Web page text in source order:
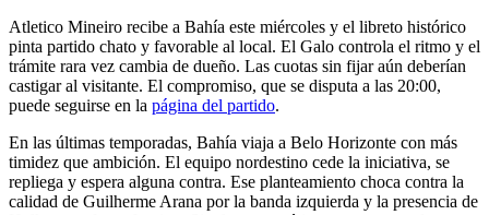
Atletico Mineiro recibe a Bahía este miércoles y el libreto histórico
pinta partido chato y favorable al local. El Galo controla el ritmo y el
trámite rara vez cambia de dueño. Las cuotas sin fijar aún deberían
castigar al visitante. El compromiso, que se disputa a las 20:00,
puede seguirse en la página del partido.
En las últimas temporadas, Bahía viaja a Belo Horizonte con más
timidez que ambición. El equipo nordestino cede la iniciativa, se
repliega y espera alguna contra. Ese planteamiento choca contra la
calidad de Guilherme Arana por la banda izquierda y la presencia de